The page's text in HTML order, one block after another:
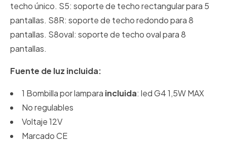
techo único. S5: soporte de techo rectangular para 5
pantallas. S8R: soporte de techo redondo para 8
pantallas. S8oval: soporte de techo oval para 8
pantallas.
Fuente de luz incluida:
1 Bombilla por lampara incluida: led G4 1,5W MAX
No regulables
Voltaje 12V
Marcado CE